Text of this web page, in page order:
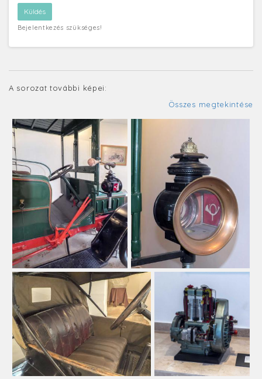
Bejelentkezés szükséges!
A sorozat további képei:
Összes megtekintése